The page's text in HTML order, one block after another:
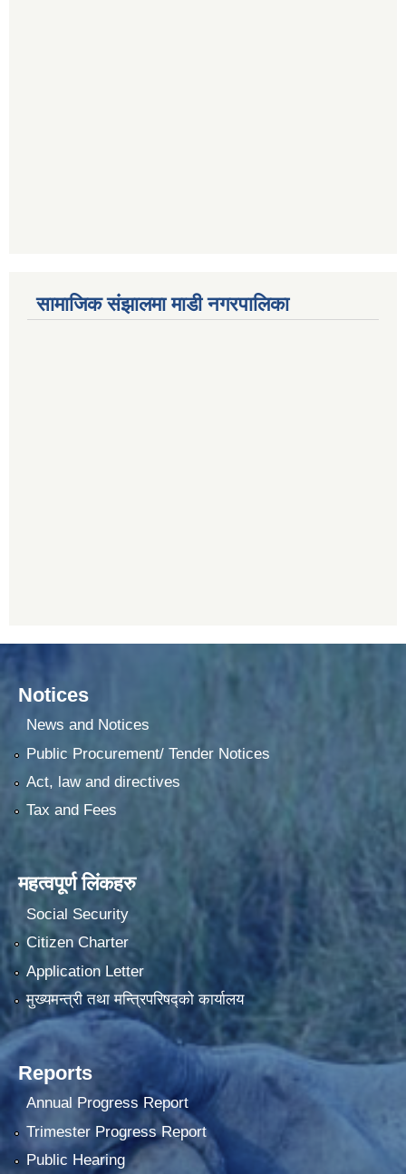
सामाजिक संझालमा माडी नगरपालिका
Notices
News and Notices
Public Procurement/ Tender Notices
Act, law and directives
Tax and Fees
महत्वपूर्ण लिंकहरु
Social Security
Citizen Charter
Application Letter
मुख्यमन्त्री तथा मन्त्रिपरिषद्को कार्यालय
Reports
Annual Progress Report
Trimester Progress Report
Public Hearing